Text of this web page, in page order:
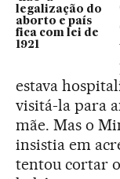
legalização do
aborto e país
fica com lei de
1921
estava
visitá-la para
mãe. Mas o
insistia em
tentou cortar